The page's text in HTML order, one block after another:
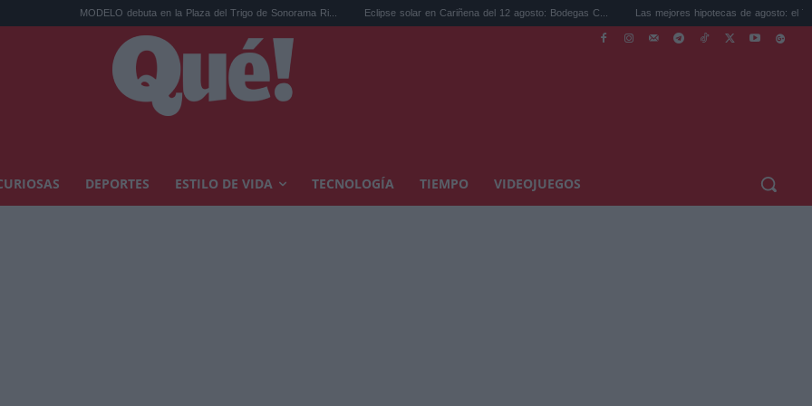
MODELO debuta en la Plaza del Trigo de Sonorama Ri... Eclipse solar en Cariñena del 12 agosto: Bodegas C... Las mejores hipotecas de agosto: el TAE más compet...
DEPORTES ESTILO DE VIDA TECNOLOGÍA TIEMPO VIDEOJUEGOS